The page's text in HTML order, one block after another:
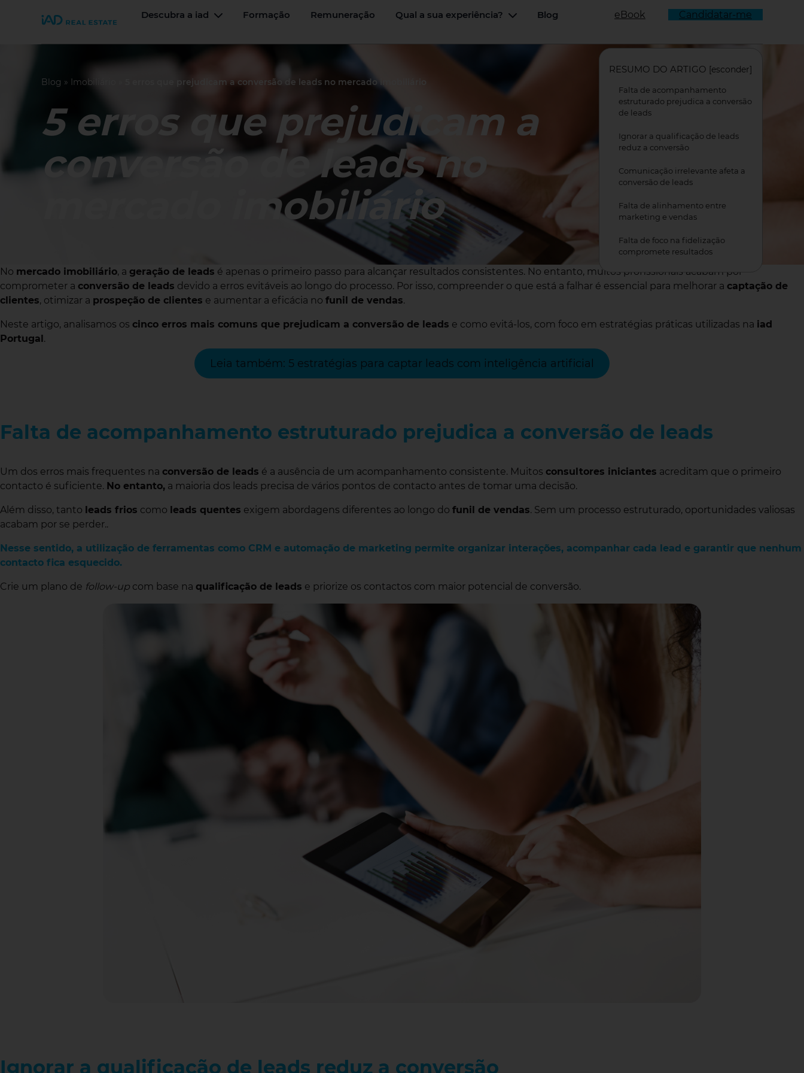
Join iad Portugal Descubra a iad Alternar Menu
Formação Remuneração Qual a sua experiência? Alternar Menu
Blog eBook Candidatar-me
Blog » Imobiliário 5 erros que prejudicam a conversão de leads no mercado imobiliário
5 erros que prejudicam a
conversão de leads no
mercado imobiliário
No mercado imobiliário, a geração de leads é apenas o primeiro passo para alcançar resultados consistentes. No entanto, muitos profissionais acabam por
comprometer a conversão de leads devido a erros evitáveis ao longo do processo. Por isso, compreender o que está a falhar é essencial para melhorar a captação de
clientes, otimizar a prospeção de clientes e aumentar a eficácia no funil de vendas.
Neste artigo, analisamos os cinco erros mais comuns que prejudicam a conversão de leads e como evitá-los, com foco em estratégias práticas utilizadas na iad
Portugal.
Leia também: 5 estratégias para captar leads com inteligência artificial
RESUMO DO ARTIGO [esconder]
Falta de acompanhamento
estruturado prejudica a conversão
de leads
Ignorar a qualificação de leads
reduz a conversão
Comunicação irrelevante afeta a
conversão de leads
Falta de alinhamento entre
marketing e vendas
Falta de foco na fidelização
compromete resultados
Falta de acompanhamento estruturado prejudica a conversão de leads
Um dos erros mais frequentes na conversão de leads é a ausência de um acompanhamento consistente. Muitos consultores iniciantes acreditam que o primeiro
contacto é suficiente. No entanto, a maioria dos leads precisa de vários pontos de contacto antes de tomar uma decisão.
Além disso, tanto leads frios como leads quentes exigem abordagens diferentes ao longo do funil de vendas. Sem um processo estruturado, oportunidades valiosas
acabam por se perder..
Nesse sentido, a utilização de ferramentas como CRM e automação de marketing permite organizar interações, acompanhar cada lead e garantir que nenhum
contacto fica esquecido.
Crie um plano de follow-up com base na qualificação de leads e priorize os contactos com maior potencial de conversão.
Ignorar a qualificação de leads reduz a conversão